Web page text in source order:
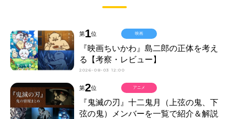
第1位
『映画ちいかわ』島二郎の正体を考え
る【考察・レビュー】
2026-08-03 12:00
映画
第2位
『鬼滅の刃』十二鬼月（上弦の鬼、下
弦の鬼）メンバーを一覧で紹介＆解説
アニメ